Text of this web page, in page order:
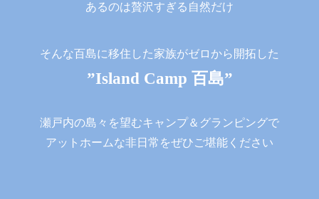
あるのは贅沢すぎる自然だけ
そんな百島に移住した家族がゼロから開拓した
”Island Camp 百島”
瀬戸内の島々を望むキャンプ＆グランピングで
アットホームな非日常をぜひご堪能ください